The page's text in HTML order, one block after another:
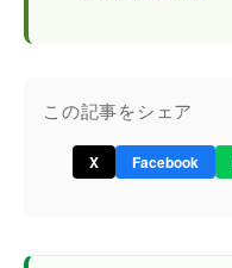
この記事をシェア
X Facebook